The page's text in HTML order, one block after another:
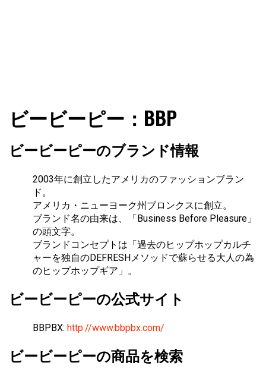
ファショコン通信
ッションとモードを分析するファッション情報サイトです
ビービーピー：BBP
ビービーピーのブランド情報
2003年に創立したアメリカのファッションブラン
ド。
アメリカ・ニューヨーク州ブロンクスに創立。
ブランド名の由来は、「Business Before Pleasure」
の頭文字。
ブランドコンセプトは「過去のヒップホップカルチ
ャーを独自のDEFRESHメソッドで蘇らせる大人の為
のヒップホップギア」。
ビービーピーの公式サイト
BBPBX: http://www.bbpbx.com/
ビービーピーの商品を検索